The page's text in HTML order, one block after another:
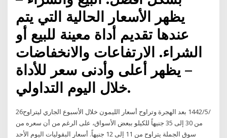
يظهر الأسعار الحالية التي يتم
عندها تقديم أداة معينة للبيع أو
الشراء. الارتفاعات والانخفاضات
– يظهر أعلى وأدنى سعر للأداة
خلال اليوم التداولي.
26‏‏/5‏‏/1442 بعد الهجرة وتراوح أسعار الليمون خلال الأسبوع الجاري ليتراوح
من 30 إلى 35 جنيهاً للكيلو ببعض الأسواق، على الرغم من أن سعره من
سوق الجملة يتراوح من 11 إلى 12 جنيهاً. أسعار البقوليات اليوم الأحد